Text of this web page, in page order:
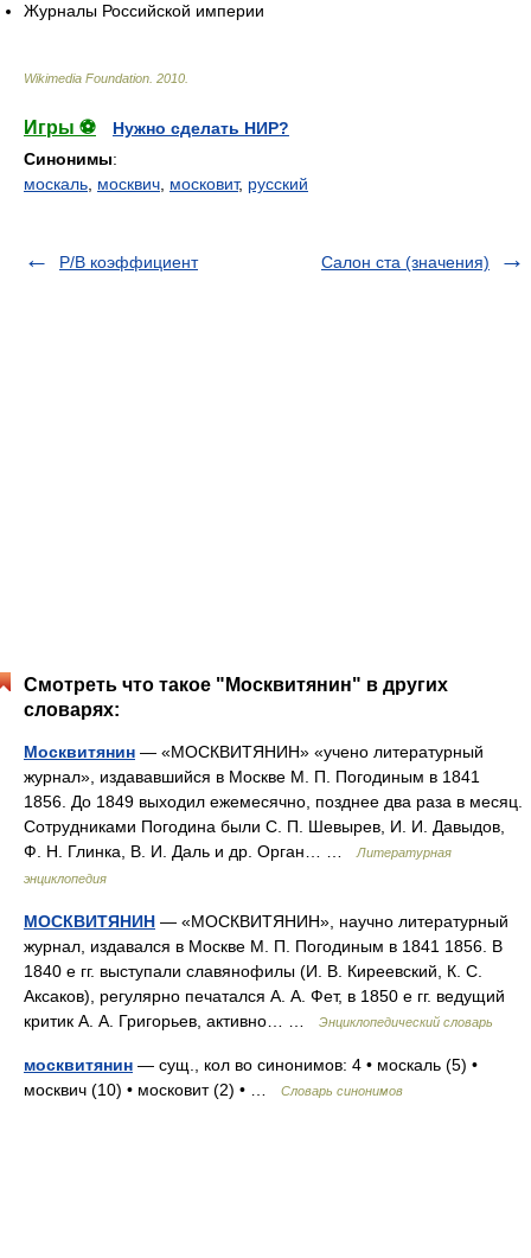
Журналы Российской империи
Wikimedia Foundation 2010
Игры ⚽
Нужно сделать НИР?
Синонимы:
москаль москвич московит, русский
P/B коэффициент Салон ста (значения)
Смотреть что такое "Москвитянин" в других
словарях:
Москвитянин — «МОСКВИТЯНИН» «учено литературный
журнал», издававшийся в Москве М. П. Погодиным в 1841
1856. До 1849 выходил ежемесячно, позднее два раза в месяц.
Сотрудниками Погодина были С. П. Шевырев, И. И. Давыдов,
Ф. Н. Глинка, В. И. Даль и др. Орган… …
Литературная
энциклопедия
МОСКВИТЯНИН — «МОСКВИТЯНИН», научно литературный
журнал, издавался в Москве М. П. Погодиным в 1841 1856. В
1840 е гг. выступали славянофилы (И. В. Киреевский, К. С.
Аксаков), регулярно печатался А. А. Фет, в 1850 е гг. ведущий
критик А. А. Григорьев, активно… …
Энциклопедический словарь
москвитянин — сущ., кол во синонимов: 4 • москаль (5) •
москвич (10) • московит (2) • …
Словарь синонимов